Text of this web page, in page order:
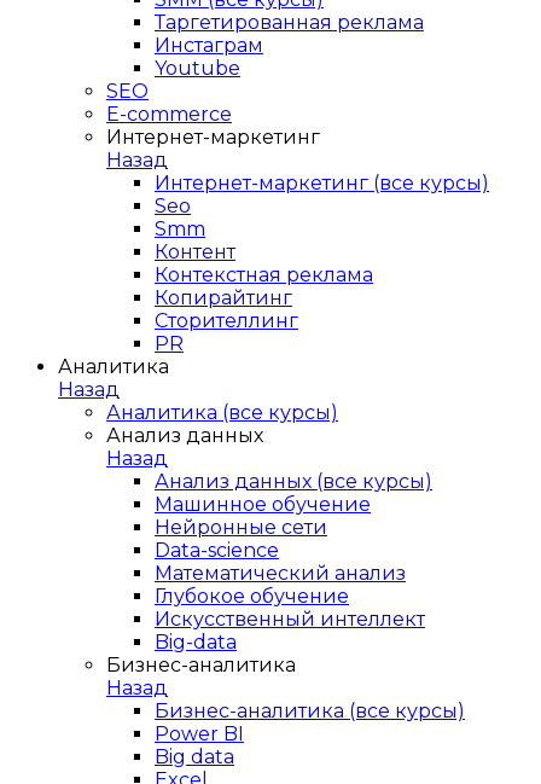
Таргетированная реклама
Инстаграм
Youtube
SEO
E-сommerce
Интернет-маркетинг
Назад
Интернет-маркетинг (все курсы)
Seo
Smm
Контент
Контекстная реклама
Копирайтинг
Сторителлинг
PR
Аналитика
Назад
Аналитика (все курсы)
Анализ данных
Назад
Анализ данных (все курсы)
Машинное обучение
Нейронные сети
Data-science
Математический анализ
Глубокое обучение
Искусственный интеллект
Big-data
Бизнес-аналитика
Назад
Бизнес-аналитика (все курсы)
Power BI
Big data